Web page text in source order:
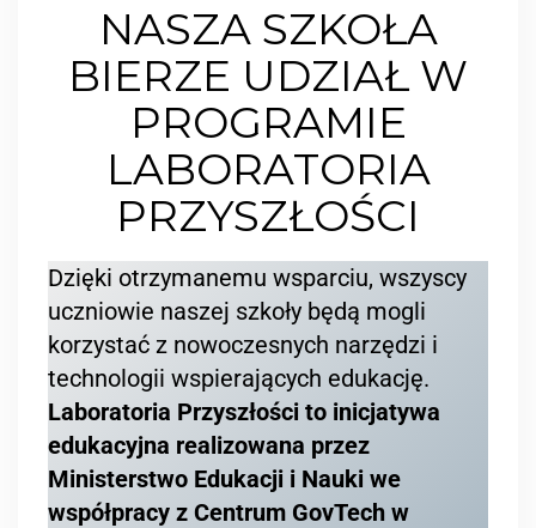
NASZA SZKOŁA
BIERZE UDZIAŁ W
PROGRAMIE
LABORATORIA
PRZYSZŁOŚCI
Dzięki otrzymanemu wsparciu, wszyscy
uczniowie naszej szkoły będą mogli
korzystać z nowoczesnych narzędzi i
technologii wspierających edukację.
Laboratoria Przyszłości to inicjatywa
edukacyjna realizowana przez
Ministerstwo Edukacji i Nauki we
współpracy z Centrum GovTech w